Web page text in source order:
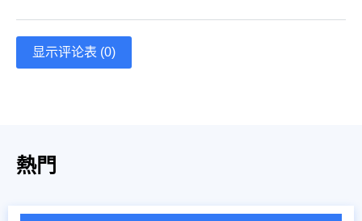
显示评论表 (0)
熱門